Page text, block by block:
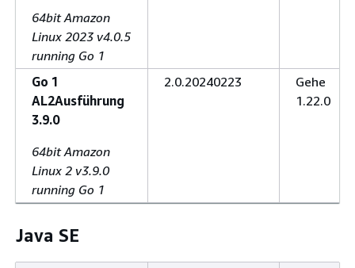
64bit Amazon
Linux 2023 v4.0.5
running Go 1
Go 1
AL2Ausführung
3.9.0
64bit Amazon
Linux 2 v3.9.0
running Go 1
2.0.20240223
Gehe
1.22.0
Java SE